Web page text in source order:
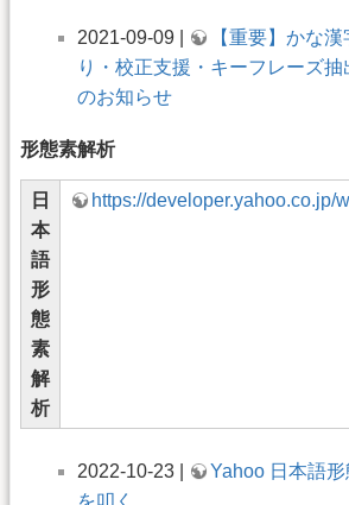
2021-09-09 |
【重要】かな
り・校正支援・キーフレーズ
のお知らせ
形態素解析
日
本
語
形
態
素
解
析
https://developer.yahoo.co.jp/
2022-10-23 |
Yahoo 日本語
を叩く